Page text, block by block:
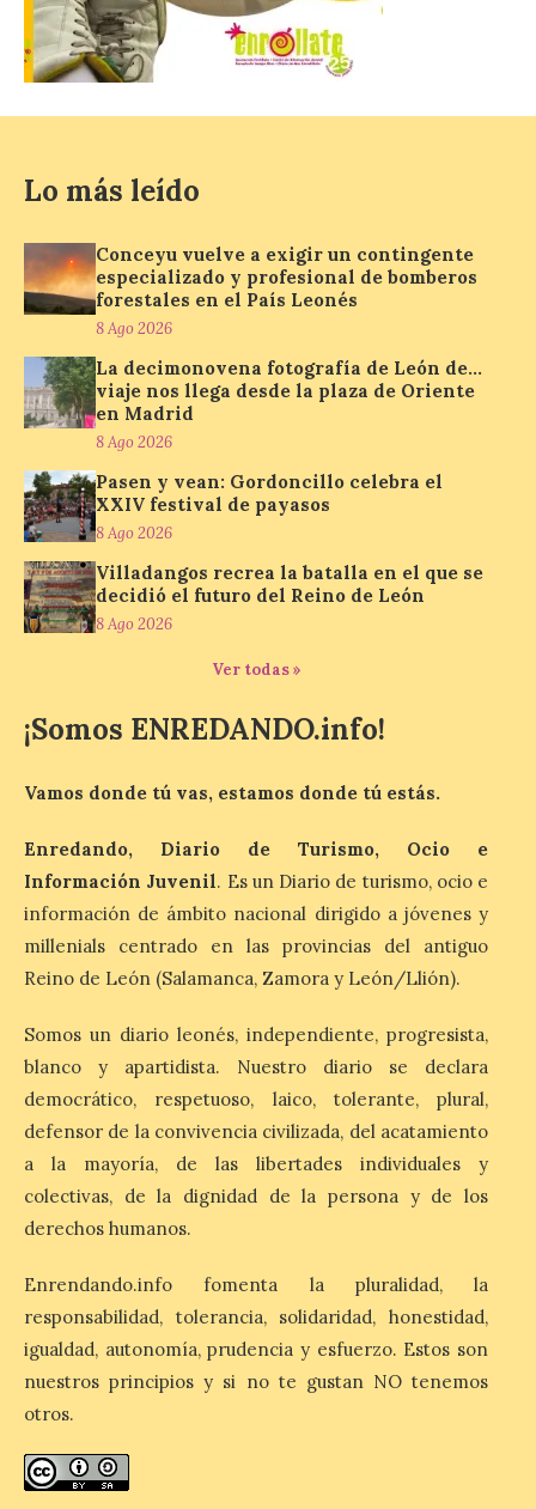
La decimonovena
fotografía de León de…
viaje nos llega desde la
plaza de Oriente en
Madrid
de…viaje. Una iniciativa
organizado por la sección
juvenil de la Asociación
Enróllate, la Asociación
Conceyu País Llionés y el Diario de
jóvenes “Enredando.info”. Pilar Aller Aller
nos envía la décimo […]
Los minerales y sus usos
más comunes centran la
nueva exposición del
Museo de la Siderurgia y
la Minería de Sabero
8 Ago 2026
inaugurará el sábado día 8
de agosto a las doce y
minerales, rocas y fósiles de Castilla y
mes de noviembre, con […]
La Bañeza inicia sus
fiestas con el pregón a
cargo de Arturo Martínez
8 Ago 2026
El Ayuntamiento de La
Bañeza designa a Arturo
Martínez Matilla como
2026. Tendrá lugar este
sábado 8 de agosto a las 21,00 horas en el
Matilla, […]
La I Feria de la Cerveza
Artesana de Astorga
arranca con una gran
acogida del público
8 Ago 2026
Lo más leído
Conceyu vuelve a exigir un contingente
especializado y profesional de bomberos
forestales en el País Leonés
8 Ago 2026
La decimonovena fotografía de León de…
viaje nos llega desde la plaza de Oriente
en Madrid
8 Ago 2026
Pasen y vean: Gordoncillo celebra el
XXIV festival de payasos
8 Ago 2026
Villadangos recrea la batalla en el que se
decidió el futuro del Reino de León
8 Ago 2026
Ver todas »
¡Somos ENREDANDO.info!
Vamos donde tú vas, estamos donde tú estás.
Enredando, Diario de Turismo, Ocio e
Información Juvenil. Es un Diario de turismo, ocio e
información de ámbito nacional dirigido a jóvenes y
millenials centrado en las provincias del antiguo
Reino de León (Salamanca, Zamora y León/Llión).
Somos un diario leonés, independiente, progresista,
blanco y apartidista. Nuestro diario se declara
democrático, respetuoso, laico, tolerante, plural,
defensor de la convivencia civilizada, del acatamiento
a la mayoría, de las libertades individuales y
colectivas, de la dignidad de la persona y de los
derechos humanos.
Enrendando.info fomenta la pluralidad, la
responsabilidad, tolerancia, solidaridad, honestidad,
igualdad, autonomía, prudencia y esfuerzo. Estos son
nuestros principios y si no te gustan NO tenemos
otros.